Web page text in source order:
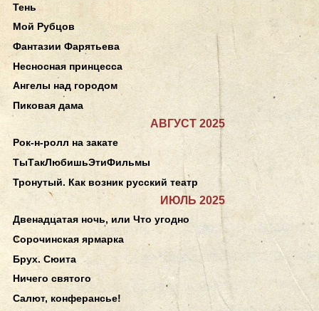
Тень
Мой Рубцов
Фантазии Фарятьева
Несносная принцесса
Ангелы над городом
Пиковая дама
АВГУСТ 2025
Рок-н-ролл на закате
ТыТакЛюбишьЭтиФильмы
Тронутый. Как возник русский театр
ИЮЛЬ 2025
Двенадцатая ночь, или Что угодно
Сорочинская ярмарка
Брух. Сюита
Ничего святого
Салют, конферансье!